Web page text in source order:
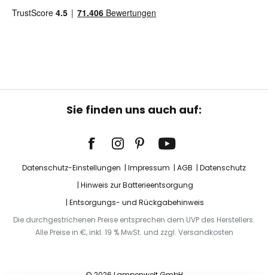
Sie finden uns auch auf:
Datenschutz-Einstellungen Impressum AGB
Datenschutz
Hinweis zur Batterieentsorgung
Entsorgungs- und Rückgabehinweis
Die durchgestrichenen Preise entsprechen dem UVP des Herstellers.
Alle Preise in €, inkl. 19 % MwSt. und zzgl. Versandkosten